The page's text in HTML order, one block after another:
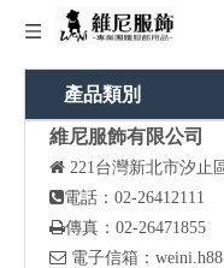
產品類別
維尼服飾有限公司
 221台灣新北市汐止
電話：02-26412111
傳真：02-26471855
 電子信箱：